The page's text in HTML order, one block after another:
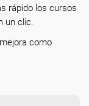
rápido los cursos
un clic.
como